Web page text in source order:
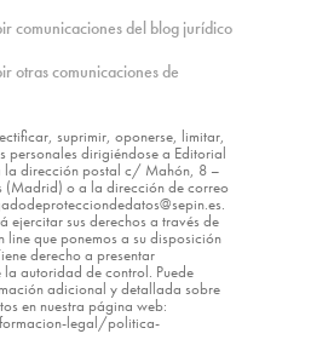
comunicaciones del blog jurídico
otras comunicaciones de
suprimir, oponerse, limitar,
personales dirigiéndose a Editorial
la dirección postal c/ Mahón, 8 –
(Madrid) o a la dirección de correo
ejercitar sus derechos a través de
line que ponemos a su disposición
derecho a presentar
la autoridad de control. Puede
adicional y detallada sobre
en nuestra página web:
legal/politica-